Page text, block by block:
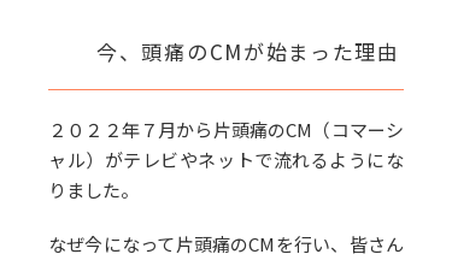
今、頭痛のCMが始まった理由
２０２２年７月から片頭痛のCM（コマーシ
ャル）がテレビやネットで流れるようにな
りました。
なぜ今になって片頭痛のCMを行い、皆さん